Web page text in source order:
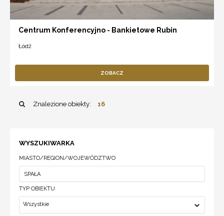
Centrum Konferencyjno - Bankietowe Rubin
Łódź
ZOBACZ
Znalezione obiekty: 16
WYSZUKIWARKA
MIASTO/REGION/WOJEWÓDZTWO
TYP OBIEKTU
Wszystkie